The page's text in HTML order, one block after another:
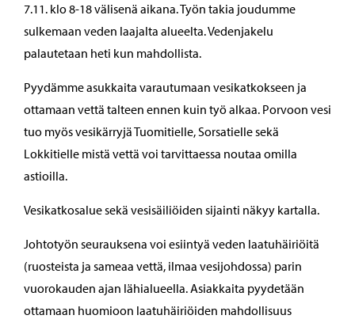
7.11. klo 8-18 välisenä aikana. Työn takia joudumme
sulkemaan veden laajalta alueelta. Vedenjakelu
palautetaan heti kun mahdollista.
Pyydämme asukkaita varautumaan vesikatkokseen ja
ottamaan vettä talteen ennen kuin työ alkaa. Porvoon vesi
tuo myös vesikärryjä Tuomitielle, Sorsatielle sekä
Lokkitielle mistä vettä voi tarvittaessa noutaa omilla
astioilla.
Vesikatkosalue sekä vesisäiliöiden sijainti näkyy kartalla.
Johtotyön seurauksena voi esiintyä veden laatuhäiriöitä
(ruosteista ja sameaa vettä, ilmaa vesijohdossa) parin
vuorokauden ajan lähialueella. Asiakkaita pyydetään
ottamaan huomioon laatuhäiriöiden mahdollisuus